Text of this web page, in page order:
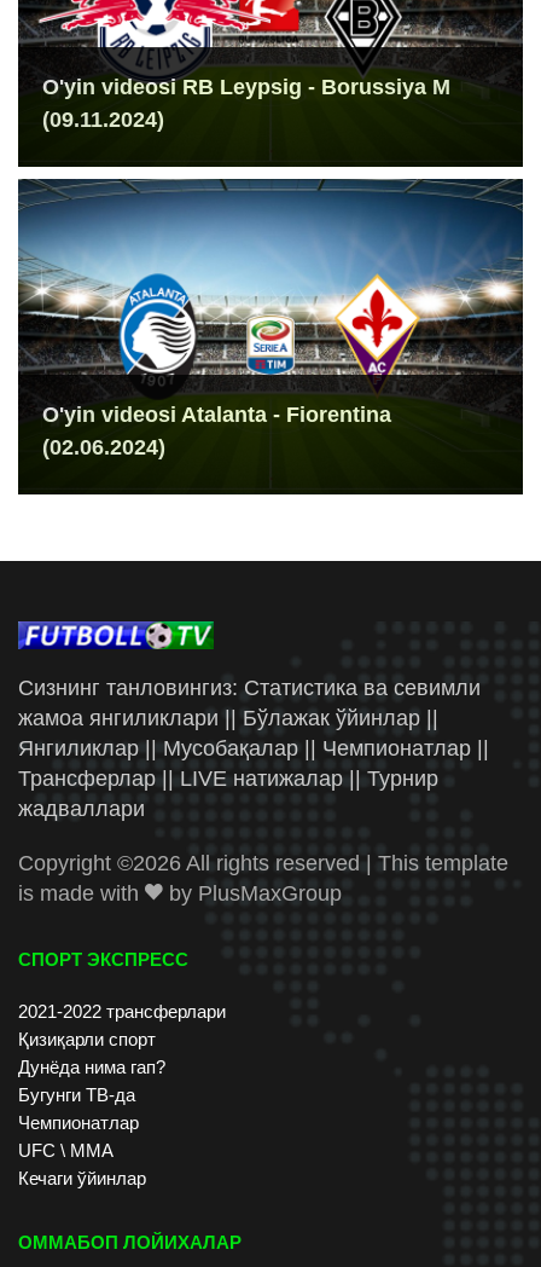
O'yin videosi RB Leypsig - Borussiya M
(09.11.2024)
O'yin videosi Atalanta - Fiorentina
(02.06.2024)
Сизнинг танловингиз: Статистика ва севимли
жамоа янгиликлари || Бўлажак ўйинлар ||
Янгиликлар || Мусобақалар || Чемпионатлар ||
Трансферлар || LIVE натижалар || Турнир
жадваллари
Copyright ©2026 All rights reserved | This template
is made with
by PlusMaxGroup
СПОРТ ЭКСПРЕСС
2021-2022 трансферлари
Қизиқарли спорт
Дунёда нима гап?
Бугунги ТВ-да
Чемпионатлар
UFC \ ММА
Кечаги ўйинлар
ОММАБОП ЛОЙИХАЛАР